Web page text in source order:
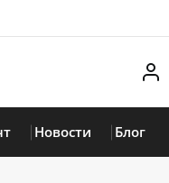
Новости Блог